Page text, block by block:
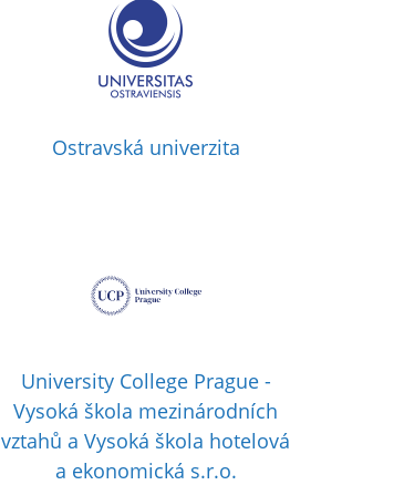
Ostravská univerzita
University College Prague -
Vysoká škola mezinárodních
vztahů a Vysoká škola hotelová
a ekonomická s.r.o.